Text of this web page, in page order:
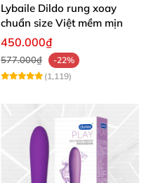
Lybaile Dildo rung xoay
chuẩn size Việt mềm mịn
450.000₫
577.000₫
-22%
(1,119)